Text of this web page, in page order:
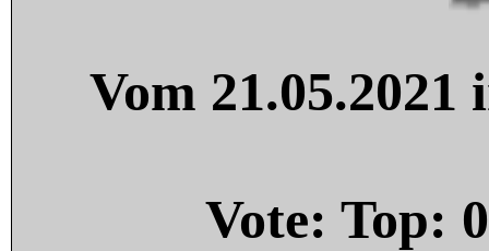
Vom
Vote: Top: 0